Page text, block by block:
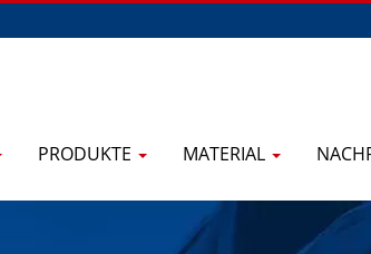
PRODUKTE MATERIAL